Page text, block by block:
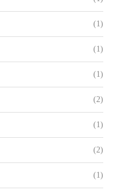
(1)
(1)
(1)
(2)
(1)
(2)
(1)